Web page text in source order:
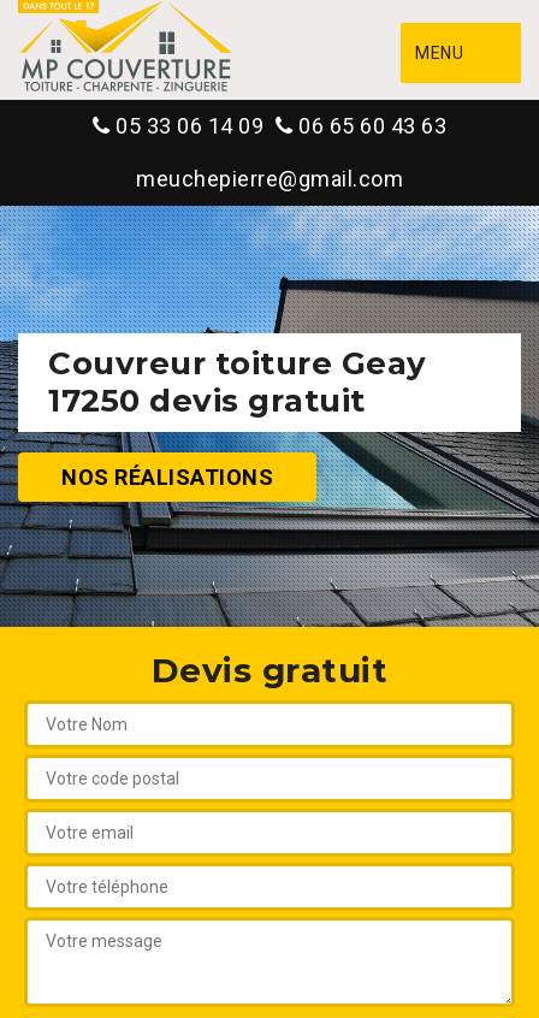
MENU
05 33 06 14 09 06 65 60 43 63
meuchepierre@gmail.com
Couvreur toiture Geay
17250 devis gratuit
NOS RÉALISATIONS
Devis gratuit